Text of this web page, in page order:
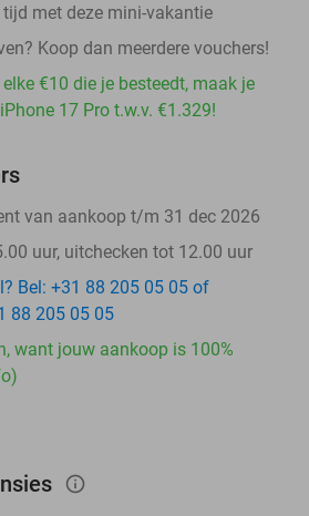
met deze mini-vakantie
Koop dan meerdere vouchers!
€10 die je besteedt, maak je
17 Pro t.w.v. €1.329!
van aankoop t/m 31 dec 2026
uur, uitchecken tot 12.00 uur
Bel: +31 88 205 05 05 of
88 205 05 05
want jouw aankoop is 100%
info_outlined